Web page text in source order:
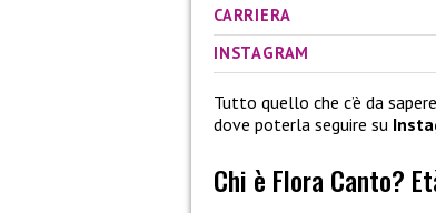
CARRIERA
INSTAGRAM
Tutto quello che c’è da
dove poterla seguire su
Chi è Flora Canto?